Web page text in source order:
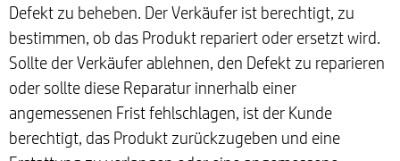
Defekt zu beheben. Der Verkäufer ist berechtigt, zu
bestimmen, ob das Produkt repariert oder ersetzt wird.
Sollte der Verkäufer ablehnen, den Defekt zu reparieren
oder sollte diese Reparatur innerhalb einer
angemessenen Frist fehlschlagen, ist der Kunde
berechtigt, das Produkt zurückzugeben und eine